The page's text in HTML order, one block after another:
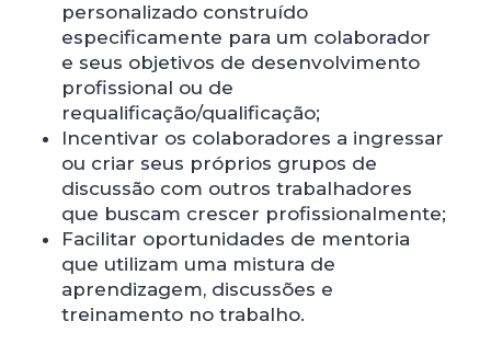
personalizado construído
especificamente para um colaborador
e seus objetivos de desenvolvimento
profissional ou de
requalificação/qualificação;
Incentivar os colaboradores a ingressar
ou criar seus próprios grupos de
discussão com outros trabalhadores
que buscam crescer profissionalmente;
Facilitar oportunidades de mentoria
que utilizam uma mistura de
aprendizagem, discussões e
treinamento no trabalho.